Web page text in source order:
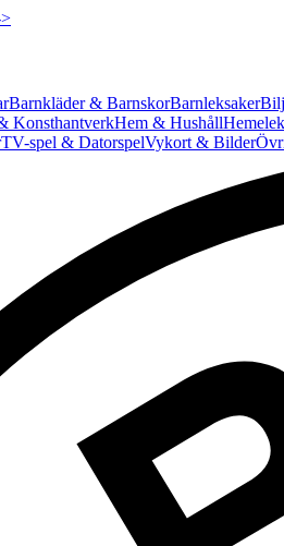
Barnkläder & BarnskorBarnleksaker
KonsthantverkHem & Hushåll
TV-spel & DatorspelVykort & Bilder